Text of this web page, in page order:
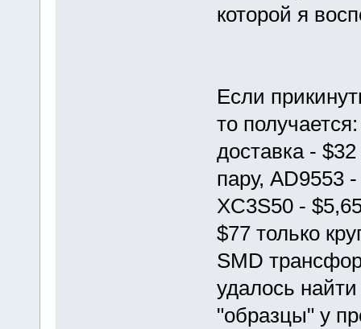
которой я
Если
то
доставка -
пару, AD9553
XC3S50 -
$77 только
SMD
удалось
"образцы" у